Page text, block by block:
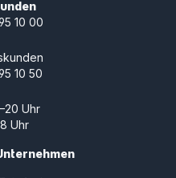
10 00
10 50
Uhr
Uhr